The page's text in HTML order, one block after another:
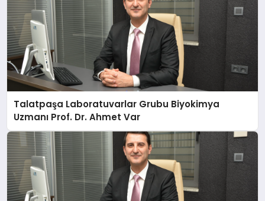
Talatpaşa Laboratuvarlar Grubu Biyokimya
Uzmanı Prof. Dr. Ahmet Var